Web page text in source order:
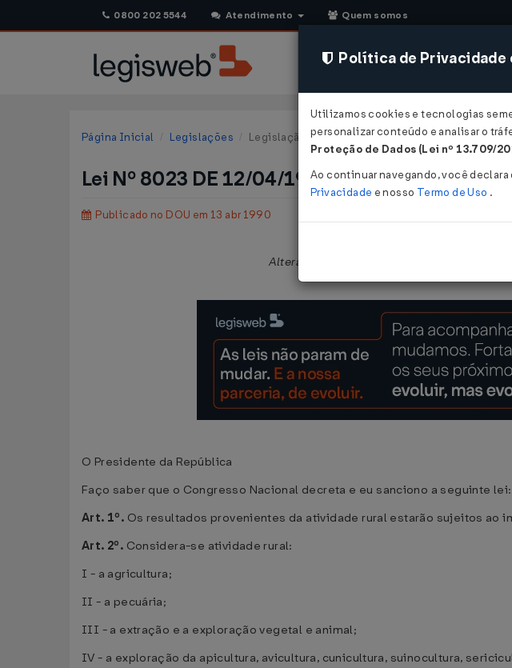
0800 202 5544 Atendimento Quem somos
CONSULTORIA
Página Inicial Legislações Legislação Federal
Lei Nº 8023 DE 12/04/1990
Publicado no DOU em 13 abr 1990
Altera a legislação do imposto de renda
O Presidente da República
Faço saber que o Congresso Nacional decreta e eu sanciono a seguinte lei:
Art. 1º. Os resultados provenientes da atividade rural estarão sujeitos ao
Art. 2º. Considera-se atividade rural:
I - a agricultura;
II - a pecuária;
III - a extração e a exploração vegetal e animal;
IV - a exploração da apicultura, avicultura, cunicultura, suinocultura,
Política de Privacidade
Utilizamos cookies e tecnologias
personalizar conteúdo e analisar o
Proteção de Dados (Lei nº 13.709/
Ao continuar navegando, você
Privacidade e nosso Termo de Uso .